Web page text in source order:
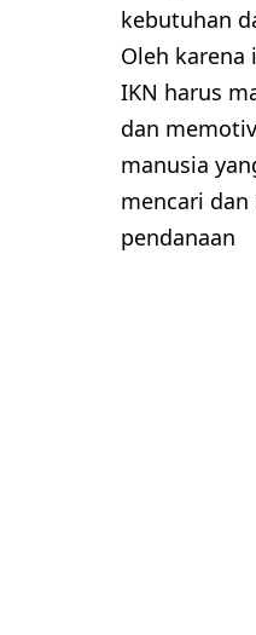
kebutuhan
Oleh
IKN harus
dan
manusia
mencari
pendanaan